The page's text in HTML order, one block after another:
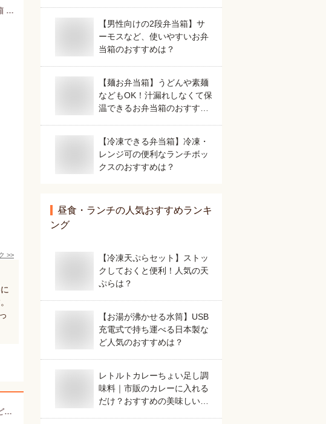
お弁当箱 弁当箱 ランチジャー ユニモア 抗菌キャリーランチボウルフラット 990ml 丼 うどん 弁当箱 そうめん 用 弁当 箱 保冷弁当箱 夏 用 お 弁当 箱 冷やし中華 弁当箱 子ども パスタ 弁当箱 麺 麺用弁当箱 夏 弁当 箱 保冷 お弁当箱
>>
サーモス 弁当箱 ヌードルコンテナー JEC-1000 ベージュ / ネイビー ｜ THERMOS 麺 保温 保冷 うどん そうめん おかず そと麺 ポーチ付き 冷たい 温かい お弁当 ヌードルランチ
【男性向けの2段弁当箱】サ
ーモスなど、使いやすいお弁
当箱のおすすめは？
【麺お弁当箱】うどんや素麺
などもOK！汁漏れしなくて保
温できるお弁当箱のおすすめ
【冷凍できる弁当箱】冷凍・
レンジ可の便利なランチボッ
クスのおすすめは？
昼食・ランチの人気おすすめランキ
ング
【冷凍天ぷらセット】ストッ
クしておくと便利！人気の天
ぷらは？
【お湯が沸かせる水筒】USB
充電式で持ち運べる日本製な
ど人気のおすすめは？
レトルトカレーちょい足し調
味料｜市販のカレーに入れる
だけ？おすすめの美味しいも